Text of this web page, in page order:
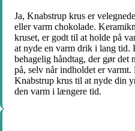
Ja, Knabstrup krus er
eller varm chokolade.
kruset, er godt til at holde på
at nyde en varm drik i lang tid.
behagelig håndtag, der gør det
på, selv når indholdet er
Knabstrup krus til at nyde din
den varm i længere tid.